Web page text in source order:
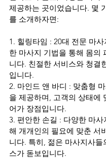
제공하는 곳이었습니다. 몇
를 소개하자면:
1. 힐링타임 : 20대 전문 마
한 마사지 기법을 통해 몸의
니다. 친절한 서비스와 청결
입니다.
2. 마인드 앤 바디 : 맞춤형
을 제공하며, 고객의 상태에
어가 장점입니다.
3. 편안한 손길 : 다양한 마사
해 개개인의 필요에 맞춘 서
니다. 특히, 젊은 마사지사들
스가 돋보입니다.